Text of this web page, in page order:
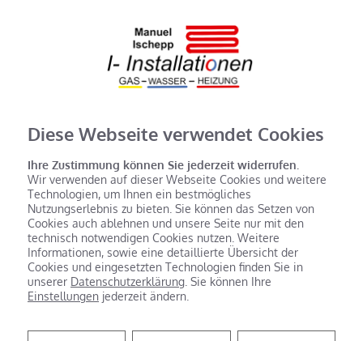
Diese Webseite verwendet Cookies
Ihre Zustimmung können Sie jederzeit widerrufen.
Wir verwenden auf dieser Webseite Cookies und weitere
Technologien, um Ihnen ein bestmögliches
Nutzungserlebnis zu bieten. Sie können das Setzen von
Cookies auch ablehnen und unsere Seite nur mit den
technisch notwendigen Cookies nutzen. Weitere
Informationen, sowie eine detaillierte Übersicht der
Cookies und eingesetzten Technologien finden Sie in
unserer Datenschutzerklärung . Sie können Ihre
Einstellungen jederzeit ändern.